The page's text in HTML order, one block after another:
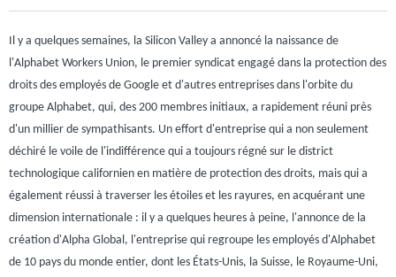
Il y a quelques semaines, la Silicon Valley a annoncé la naissance de
l'Alphabet Workers Union, le premier syndicat engagé dans la protection des
droits des employés de Google et d'autres entreprises dans l'orbite du
groupe Alphabet, qui, des 200 membres initiaux, a rapidement réuni près
d'un millier de sympathisants. Un effort d'entreprise qui a non seulement
déchiré le voile de l'indifférence qui a toujours régné sur le district
technologique californien en matière de protection des droits, mais qui a
également réussi à traverser les étoiles et les rayures, en acquérant une
dimension internationale : il y a quelques heures à peine, l'annonce de la
création d'Alpha Global, l'entreprise qui regroupe les employés d'Alphabet
de 10 pays du monde entier, dont les États-Unis, la Suisse, le Royaume-Uni,